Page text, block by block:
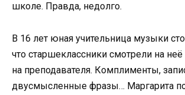
школе. Правда, недолго.
В 16 лет юная учительница музыки
что старшеклассники смотрели на
на преподавателя. Комплименты,
двусмысленные фразы… Маргарита